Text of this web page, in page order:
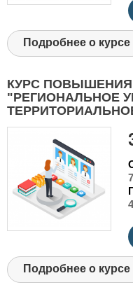
Подробнее о курсе
КУРС
"РЕГИОНАЛЬНОЕ
Подробнее о курсе